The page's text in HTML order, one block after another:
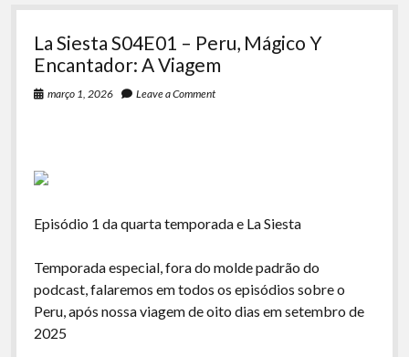
La Siesta S04E01 – Peru, Mágico Y
Encantador: A Viagem
março 1, 2026 Leave a Comment
Episódio 1 da quarta temporada e La Siesta
Temporada especial, fora do molde padrão do
podcast, falaremos em todos os episódios sobre o
Peru, após nossa viagem de oito dias em setembro de
2025